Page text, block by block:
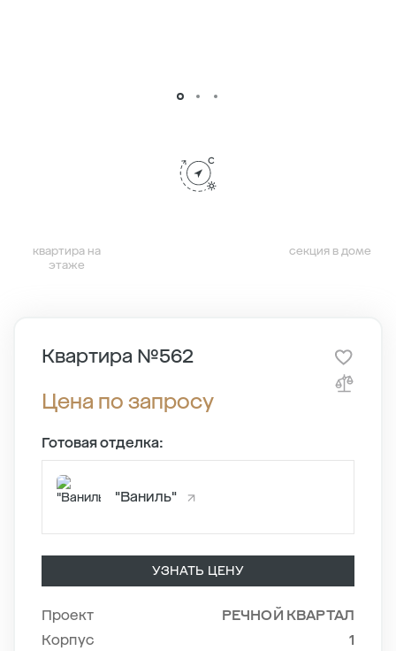
квартира на
этаже
секция в доме
Квартира №562
Цена по запросу
Готовая отделка:
"Ваниль"
УЗНАТЬ ЦЕНУ
Проект
РЕЧНОЙ КВАРТАЛ
Корпус
1